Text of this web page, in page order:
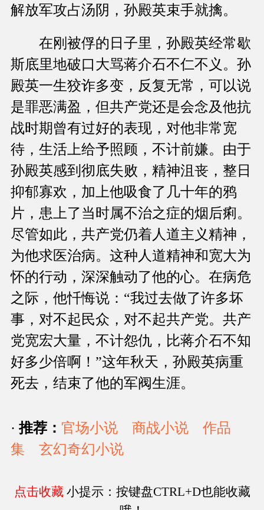
解放军攻占汤阴，孙殿英束手就擒。
在刚被俘的日子里，孙殿英经常歇
斯底里地破口大骂蒋介石不仁不义。孙
殿英一生狡诈多变，反复无常，可以说
是罪恶满盈，但共产党还是会念及他抗
战时期曾有过好的表现，对他非常宽
待，生活上给予照顾，不计前嫌。由于
孙殿英感到彻底失败，精神沮丧，整日
抑郁寡欢，加上他吸食了几十年的鸦
片，患上了当时属不治之症的烟后痢。
尽管如此，共产党仍着人道主义精神，
为他求医治病。这种人道精神和宽大为
怀的行动，深深触动了他的心。在病危
之际，他忏悔说：“我过去做了许多坏
事，对不起民众，对不起共产党。共产
党宽宏大量，不计怨仇，比蒋介石不知
好多少倍啊！”这年秋天，孙殿英病重
死去，结束了他的军阀生涯。
· 推荐： 官场小说 商战小说
作品
集
玄幻奇幻小说
点击收藏 小提示：按键盘CTRL+D也能收藏